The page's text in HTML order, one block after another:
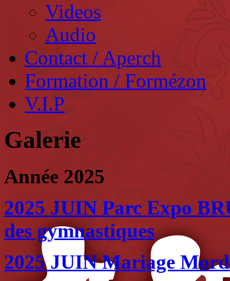
Videos
Audio
Contact / Aperch
Formation / Formézon
V.I.P
Galerie
Année 2025
2025 JUIN Parc Expo
des gymnastiques
2025 JUIN Mariage